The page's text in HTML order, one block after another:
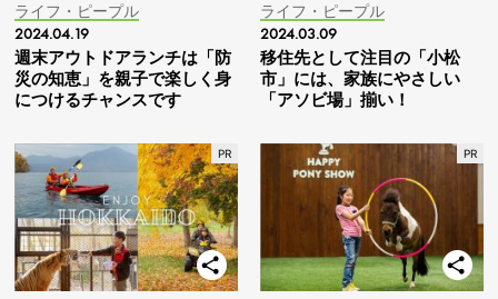
ライフ・ピープル
2024.04.19
週末アウトドアランチは「防
災の知恵」を親子で楽しく身
につけるチャンスです
ライフ・ピープル
2024.03.09
移住先として注目の「小松
市」には、家族にやさしい
「アソビ場」揃い！